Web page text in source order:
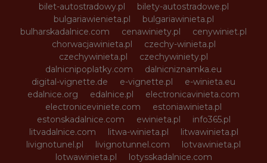
bilet-autostradowy.pl
bilety-autostradowe.pl
bulgariawienieta.pl
bulgariawinieta.pl
bulharskadalnice.com
cenawiniety.pl
cenywiniet.pl
chorwacjawinieta.pl
czechy-winieta.pl
czechywinieta.pl
czechywiniety.pl
dalnicnipoplatky.com
dalnicniznamka.eu
digital-vignette.de
e-vignette.pl
e-winieta.eu
edalnice.org
edalnice.pl
electronicavinieta.com
electroniceviniete.com
estoniawinieta.pl
estonskadalnice.com
ewinieta.pl
info365.pl
litvadalnice.com
litwa-winieta.pl
litwawinieta.pl
livignotunel.pl
livignotunnel.com
lotvawinieta.pl
lotwawinieta.pl
lotysskadalnice.com